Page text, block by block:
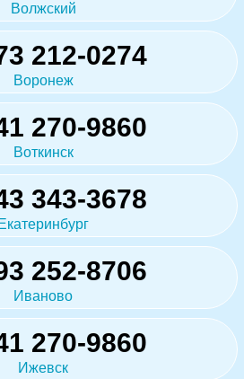
Волжский
212-0274
Воронеж
270-9860
Воткинск
343-3678
Екатеринбург
252-8706
Иваново
270-9860
Ижевск